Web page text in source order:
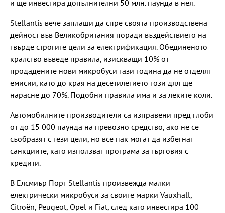
и ще инвестира допълнителни 50 млн. паунда в нея.
Stellantis вече заплаши да спре своята производствена
дейност във Великобритания поради въздействието на
твърде строгите цели за електрификация. Обединеното
кралство въведе правила, изискващи 10% от
продадените нови микробуси тази година да не отделят
емисии, като до края на десетилетието този дял ще
нарасне до 70%. Подобни правила има и за леките коли.
Автомобилните производители са изправени пред глоби
от до 15 000 паунда на превозно средство, ако не се
съобразят с тези цели, но все пак могат да избегнат
санкциите, като използват програма за търговия с
кредити.
В Елсмиър Порт Stellantis произвежда малки
електрически микробуси за своите марки Vauxhall,
Citroën, Peugeot, Opel и Fiat, след като инвестира 100